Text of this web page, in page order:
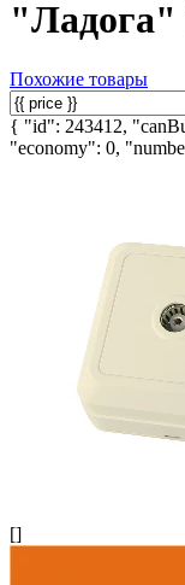
Похожие товары
{ "id": 243412,
"economy": 0,
[]